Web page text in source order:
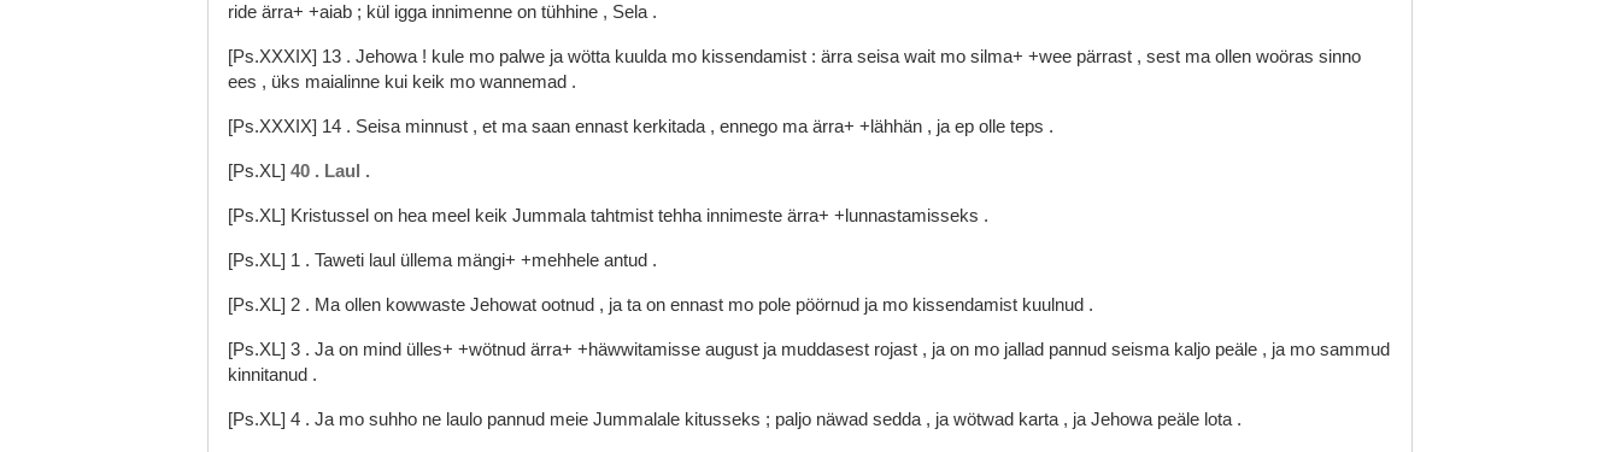
ride ärra+ +aiab ; kül igga innimenne on tühhine , Sela .
[Ps.XXXIX] 13 . Jehowa ! kule mo palwe ja wötta kuulda mo kissendamist : ärra seisa wait mo silma+ +wee pärrast , sest ma ollen woöras sinno
ees , üks maialinne kui keik mo wannemad .
[Ps.XXXIX] 14 . Seisa minnust , et ma saan ennast kerkitada , ennego ma ärra+ +lähhän , ja ep olle teps .
[Ps.XL] 40 . Laul .
[Ps.XL] Kristussel on hea meel keik Jummala tahtmist tehha innimeste ärra+ +lunnastamisseks .
[Ps.XL] 1 . Taweti laul üllema mängi+ +mehhele antud .
[Ps.XL] 2 . Ma ollen kowwaste Jehowat ootnud , ja ta on ennast mo pole pöörnud ja mo kissendamist kuulnud .
[Ps.XL] 3 . Ja on mind ülles+ +wötnud ärra+ +häwwitamisse august ja muddasest rojast , ja on mo jallad pannud seisma kaljo peäle , ja mo sammud
kinnitanud .
[Ps.XL] 4 . Ja mo suhho ne laulo pannud meie Jummalale kitusseks ; paljo näwad sedda , ja wötwad karta , ja Jehowa peäle lota .